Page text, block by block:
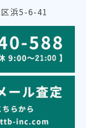
浜5-6-41